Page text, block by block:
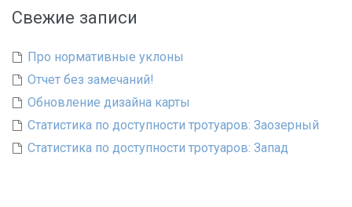
Свежие записи
Про нормативные уклоны
Отчет без замечаний!
Обновление дизайна карты
Статистика по доступности тротуаров: Заозерный
Статистика по доступности тротуаров: Запад